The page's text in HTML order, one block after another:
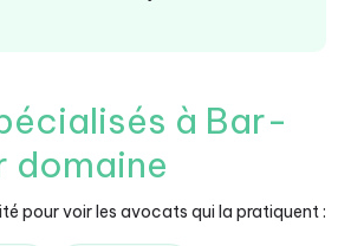
à Bar-
domaine
pour voir les avocats qui la pratiquent :